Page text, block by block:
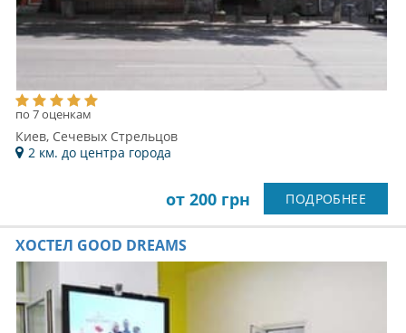
по 7 оценкам
Киев, Сечевых Стрельцов
2 км. до центра города
от 200 грн ПОДРОБНЕЕ
ХОСТЕЛ GOOD DREAMS